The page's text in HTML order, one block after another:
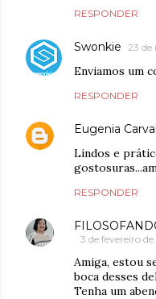
RESPONDER
Swonkie 23 de
Enviamos um
RESPONDER
Eugenia
Lindos e
RESPONDER
3 de fevereiro de
Amiga, estou
boca desses
Tenha um